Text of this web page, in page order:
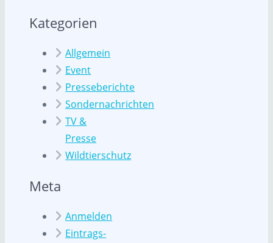
Kategorien
Allgemein
Event
Presseberichte
Sondernachrichten
TV &
Presse
Wildtierschutz
Meta
Anmelden
Eintrags-